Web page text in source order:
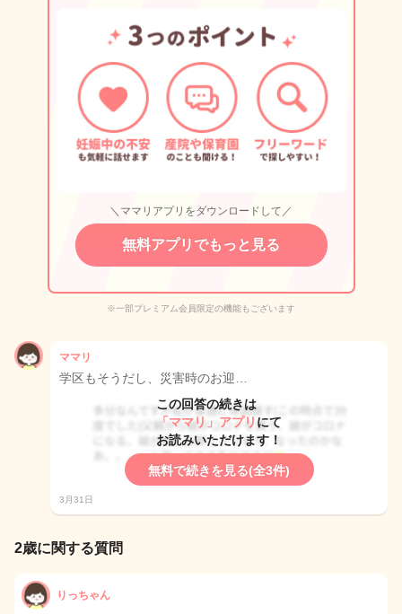
＼ママリアプリをダウンロードして／
無料アプリでもっと見る
※一部プレミアム会員限定の機能もございます
ママリ
学区もそうだし、災害時のお迎…
この回答の続きは
「ママリ」アプリ にて
お読みいただけます！
無料で続きを見る(全3件)
3月31日
2歳に関する質問
りっちゃん